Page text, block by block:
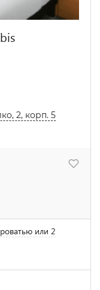
2, корп. 5
или 2